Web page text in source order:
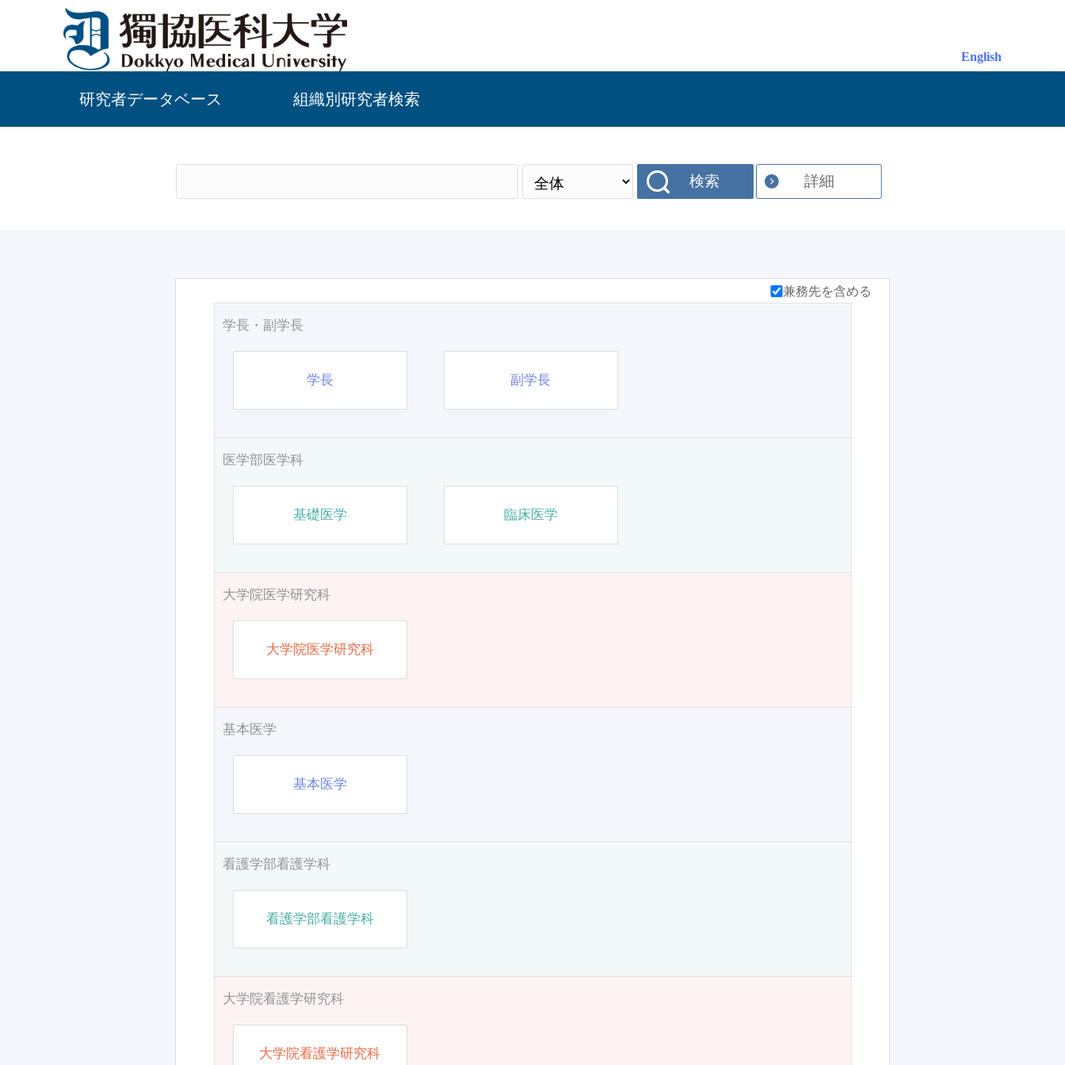
English
研究者データベース 組織別研究者検索
検索 詳細
兼務先を含める
学長・副学長
学長 副学長
医学部医学科
基礎医学 臨床医学
大学院医学研究科
大学院医学研究科
基本医学
基本医学
看護学部看護学科
看護学部看護学科
大学院看護学研究科
大学院看護学研究科